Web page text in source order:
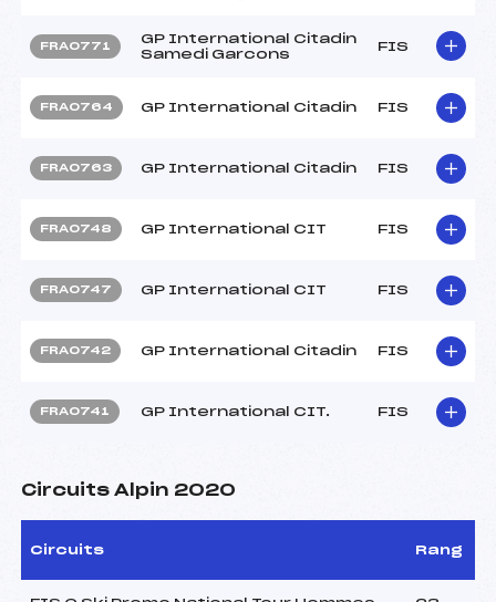
FRA0771
GP International Citadin
Samedi Garcons
FIS
FRA0764 GP International Citadin FIS
FRA0763 GP International Citadin FIS
FRA0748 GP International CIT FIS
FRA0747 GP International CIT FIS
FRA0742 GP International Citadin FIS
FRA0741 GP International CIT. FIS
Circuits Alpin 2020
Circuits Rang